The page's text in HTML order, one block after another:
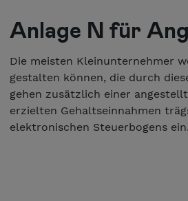
Anlage N für
Die meisten Kleinunternehmer
gestalten können, die durch
gehen zusätzlich einer
erzielten Gehaltseinnahmen
elektronischen Steuerbogens ein.